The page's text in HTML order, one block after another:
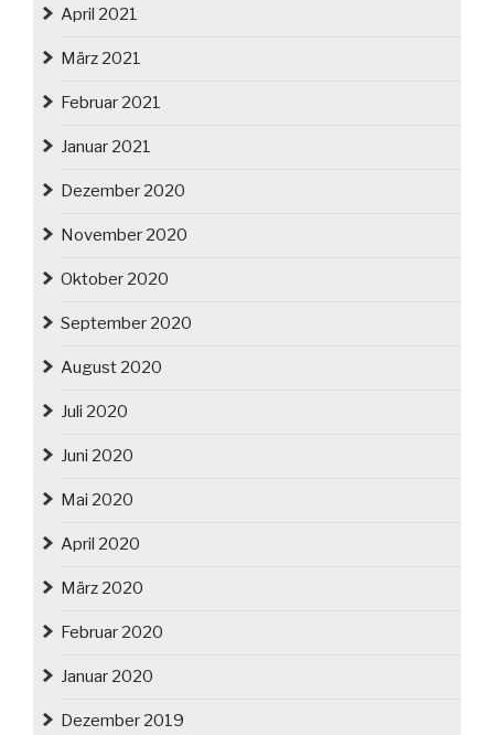
April 2021
März 2021
Februar 2021
Januar 2021
Dezember 2020
November 2020
Oktober 2020
September 2020
August 2020
Juli 2020
Juni 2020
Mai 2020
April 2020
März 2020
Februar 2020
Januar 2020
Dezember 2019